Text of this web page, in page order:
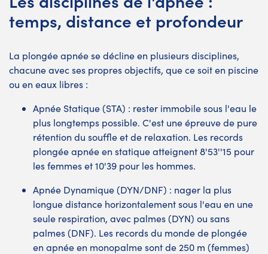
temps, distance et profondeur
La plongée apnée se décline en plusieurs disciplines,
chacune avec ses propres objectifs, que ce soit en piscine
ou en eaux libres :
Apnée Statique (STA) : rester immobile sous l'eau le
plus longtemps possible. C'est une épreuve de pure
rétention du souffle et de relaxation. Les records
plongée apnée en statique atteignent 8'53''15 pour
les femmes et 10'39 pour les hommes.
Apnée Dynamique (DYN/DNF) : nager la plus
longue distance horizontalement sous l'eau en une
seule respiration, avec palmes (DYN) ou sans
palmes (DNF). Les records du monde de plongée
en apnée en monopalme sont de 250 m (femmes)